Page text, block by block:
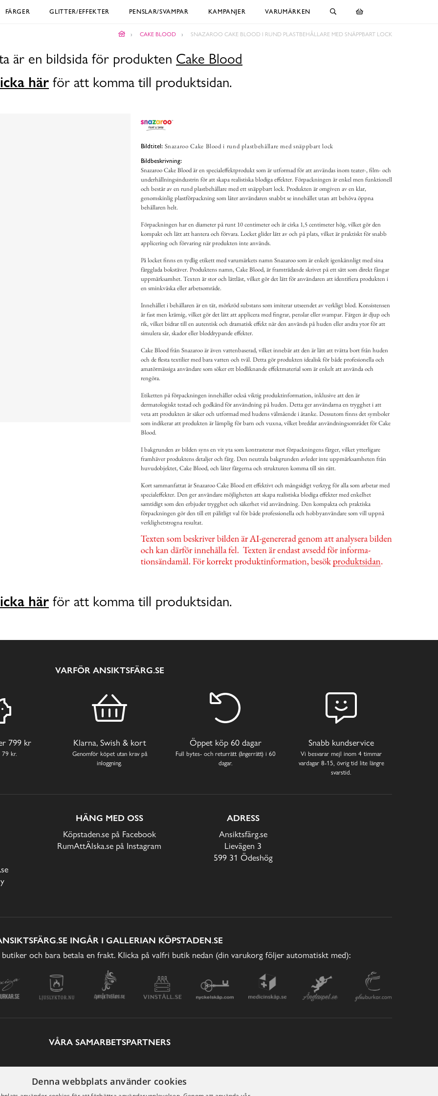
FÄRGER GLITTER/EFFEKTER PENSLAR/SVAMPAR KAMPANJER VARUMÄRKEN
CAKE BLOOD SNAZAROO CAKE BLOOD I RUND PLASTBEHÅLLARE MED SNÄPPBART LOCK
är en bildsida för produkten Cake Blood
här för att komma till produktsidan.
Bildtitel: Snazaroo Cake Blood i rund plastbehållare med snäppbart lock
Bildbeskrivning:
Snazaroo Cake Blood är en specialeffektprodukt som är utformad för att användas inom teater-, film- och
underhållningsindustrin för att skapa realistiska blodiga effekter. Förpackningen är enkel men funktionell
och består av en rund plastbehållare med ett snäppbart lock. Produkten är omgiven av en klar,
genomskinlig plastförpackning som låter användaren snabbt se innehållet utan att behöva öppna
behållaren helt.
Förpackningen har en diameter på runt 10 centimeter och är cirka 1,5 centimeter hög, vilket gör den
kompakt och lätt att hantera och förvara. Locket glider lätt av och på plats, vilket är praktiskt för snabb
applicering och förvaring när produkten inte används.
På locket finns en tydlig etikett med varumärkets namn Snazaroo som är enkelt igenkännligt med sina
färgglada bokstäver. Produktens namn, Cake Blood, är framträdande skrivet på ett sätt som direkt fångar
uppmärksamhet. Texten är stor och lättläst, vilket gör det lätt för användaren att identifiera produkten i
en sminkväska eller arbetsområde.
Innehållet i behållaren är en tät, mörkröd substans som imiterar utseendet av verkligt blod. Konsistensen
är fast men krämig, vilket gör det lätt att applicera med fingrar, penslar eller svampar. Färgen är djup och
rik, vilket bidrar till en autentisk och dramatisk effekt när den används på huden eller andra ytor för att
simulera sår, skador eller bloddrypande effekter.
Cake Blood från Snazaroo är även vattenbaserad, vilket innebär att den är lätt att tvätta bort från huden
och de flesta textilier med bara vatten och tvål. Detta gör produkten idealisk för både profesionella och
amatörmässiga användare som söker ett blodliknande effektmaterial som är enkelt att använda och
rengöra.
Etiketten på förpackningen innehåller också viktig produktinformation, inklusive att den är
dermatologiskt testad och godkänd för användning på huden. Detta ger användarna en trygghet i att
veta att produkten är säker och utformad med hudens välmående i åtanke. Dessutom finns det symboler
som indikerar att produkten är lämplig för barn och vuxna, vilket breddar användningsområdet för Cake
Blood.
I bakgrunden av bilden syns en vit yta som kontrasterar mot förpackningens färger, vilket ytterligare
framhäver produktens detaljer och färg. Den neutrala bakgrunden avleder inte uppmärksamheten från
huvudobjektet, Cake Blood, och låter färgerna och strukturen komma till sin rätt.
Kort sammanfattat är Snazaroo Cake Blood ett effektivt och mångsidigt verktyg för alla som arbetar med
specialeffekter. Den ger användare möjligheten att skapa realistiska blodiga effekter med enkelhet
samtidigt som den erbjuder trygghet och säkerhet vid användning. Den kompakta och praktiska
förpackningen gör den till ett pålitligt val för både professionella och hobbyanvändare som vill uppnå
verklighetstrogna resultat.
här för att komma till produktsidan.
VARFÖR ANSIKTSFÄRG.SE
799 kr
79 kr.
Klarna, Swish & kort
Genomför köpet utan krav på
inloggning.
Öppet köp 60 dagar
Full bytes- och returrätt (ångerrätt) i 60
dagar.
Snabb kundservice
Vi besvarar mejl inom 4 timmar
vardagar 8-15, övrig tid lite längre
svarstid.
HÄNG MED OSS
Köpstaden.se på Facebook
RumAttÄlska.se på Instagram
ADRESS
Ansiktsfärg.se
Lievägen 3
599 31 Ödeshög
INGÅR I GALLERIAN KÖPSTADEN.SE
och bara betala en frakt. Klicka på valfri butik nedan (din varukorg följer automatiskt med):
VÅRA SAMARBETSPARTNERS
Denna webbplats använder cookies